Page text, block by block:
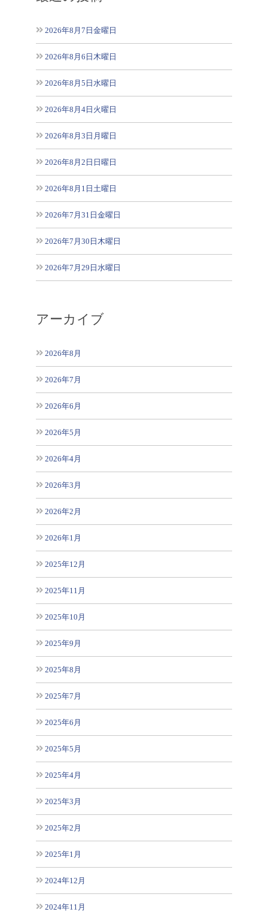
2026年8月7日金曜日
2026年8月6日木曜日
2026年8月5日水曜日
2026年8月4日火曜日
2026年8月3日月曜日
2026年8月2日日曜日
2026年8月1日土曜日
2026年7月31日金曜日
2026年7月30日木曜日
2026年7月29日水曜日
アーカイブ
2026年8月
2026年7月
2026年6月
2026年5月
2026年4月
2026年3月
2026年2月
2026年1月
2025年12月
2025年11月
2025年10月
2025年9月
2025年8月
2025年7月
2025年6月
2025年5月
2025年4月
2025年3月
2025年2月
2025年1月
2024年12月
2024年11月